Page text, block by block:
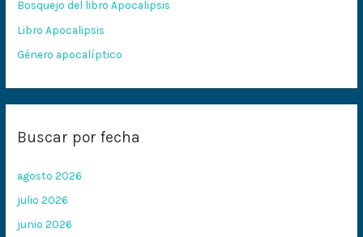
r
:
Bosquejo del libro Apocalipsis
Libro Apocalipsis
Género apocalíptico
Buscar por fecha
agosto 2026
julio 2026
junio 2026